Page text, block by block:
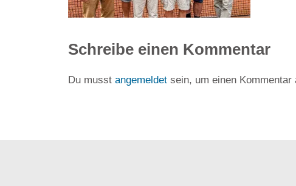
Schreibe einen Kommentar
Du musst angemeldet sein, um einen Kommentar